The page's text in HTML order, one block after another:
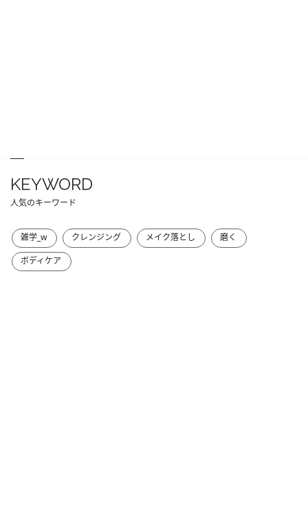
KEYWORD
人気のキーワード
雑学_w クレンジング メイク落とし
磨く
ボディケア